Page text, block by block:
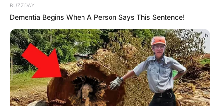
BUZZDAY
Dementia Begins When A Person Says This Sentence!